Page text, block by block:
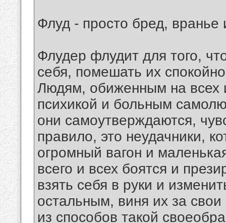
Флуд - просто бред, вранье
Флудер флудит для того,
себя, помешать их
Людям, обиженным на всех
психикой и больным
они самоутверждаются,
правило, это неудачники,
огромный вагон и
всего и всех боятся и
взять себя в руки и
остальным, виня их за
из способов такой